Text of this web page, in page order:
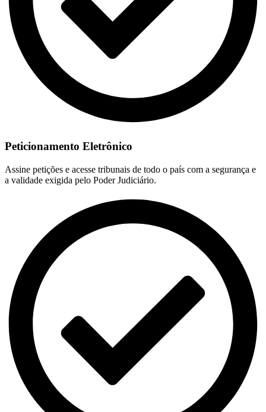
Peticionamento Eletrônico
Assine petições e acesse tribunais de todo o país com a segurança e
a validade exigida pelo Poder Judiciário.